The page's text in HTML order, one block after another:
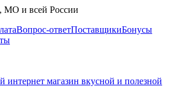
МО и всей России
Вопрос-ответПоставщикиБонусы